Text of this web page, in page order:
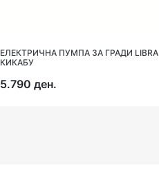
ЕЛЕКТРИЧНА ПУМПА ЗА ГРАДИ LIBRA
КИКАБУ
5.790 ден.